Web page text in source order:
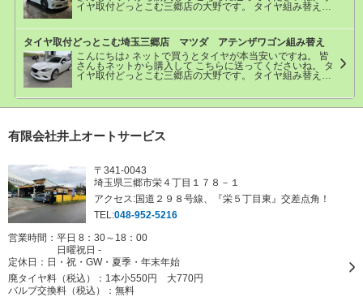
イヤ取付どっとこむ三郷店の大野です。 タイヤ組み替え作
クラウン 作業時間40分 タイヤサイズ 245/35R20 2本
交換 225/35Ｒ20 ２本 基本料金 10000円 廃タイ
ヤ 1800円 バルブ交換１３２０円 黒ウエイト８８０円
合計タイヤ工賃 14000円 ネットなどで購入されたタイヤ
を当店宛に送ってもらえば 持ち込む手間が省けますので是
非ご利用ください♪ https://tire-toritsuke.com/faq/#sendin
タイヤ取付どっとこむ埼玉三郷店 マツダ アテンザワゴン組み替え
こんにちは♪ ネットで買うとタイヤが本当安いですね。 皆
さんもネットから購入して こちらに送ってくださいね。 タ
イヤ取付どっとこむ三郷店の大野です。 タイヤ組み替え作
マツダ アテンザワゴン 作業時間40分 タイヤサイズ 245/
35R20 4本交換 基本料金 9000円 廃タイヤ 1800円
非ご利用ください♪ https://tire-toritsuke.com/faq/#sendin
有限会社井上オートサービス
〒341-0043
埼玉県三郷市栄４丁目１７８－１
アクセス:国道２９８号線、『栄５丁目東』交差点角！
TEL:048-952-5216
営業時間：平日 8：30～18：00
日曜祝日 -
定休日： 日・祝・GW・夏季・年末年始
廃タイヤ料（税込）： 1本小550円 大770円
バルブ交換料（税込）： 無料